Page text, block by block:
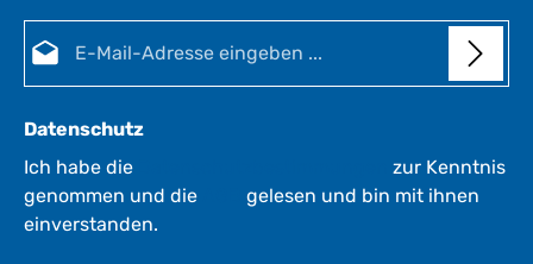
Datenschutz
Ich habe die
zur Kenntnis
genommen und die
gelesen und bin mit ihnen
einverstanden.